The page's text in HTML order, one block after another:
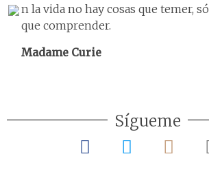
n la vida no hay cosas que temer,
que comprender.
Madame Curie
Sígueme